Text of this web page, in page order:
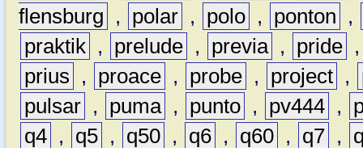
flensburg
, polar , polo , ponton
,
praktik , prelude , previa , pride
prius
, proace , probe , project ,
pulsar , puma , punto , pv444 ,
q4 , q5 , q50 , q6 , q60 , q7 ,